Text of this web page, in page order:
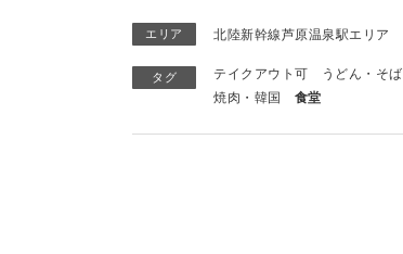
エリア 北陸新幹線芦原温泉駅エリア
タグ テイクアウト可 うどん・そば
焼肉・韓国
食堂